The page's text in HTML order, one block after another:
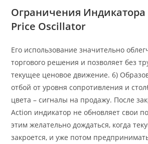
Ограничения Индикатора
Price Oscillator
Его использование значительно
торгового решения и позволяет без
текущее ценовое движение. 6)
отбой от уровня сопротивления и
цвета – сигналы на продажу. После
Action индикатор не обновляет свои
этим желательно дождаться, когда
закроется, и уже потом